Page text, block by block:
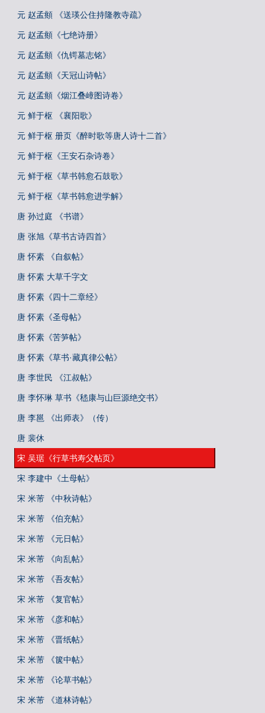
元 赵孟頫 《送瑛公住持隆教寺疏》
元 赵孟頫《七绝诗册》
元 赵孟頫《仇锷墓志铭》
元 赵孟頫《天冠山诗帖》
元 赵孟頫《烟江叠嶂图诗卷》
元 鲜于枢 《襄阳歌》
元 鲜于枢 册页《醉时歌等唐人诗十二首》
元 鲜于枢《王安石杂诗卷》
元 鲜于枢《草书韩愈石鼓歌》
元 鲜于枢《草书韩愈进学解》
唐 孙过庭 《书谱》
唐 张旭《草书古诗四首》
唐 怀素 《自叙帖》
唐 怀素 大草千字文
唐 怀素《四十二章经》
唐 怀素《圣母帖》
唐 怀素《苦笋帖》
唐 怀素《草书·藏真律公帖》
唐 李世民 《江叔帖》
唐 李怀琳 草书《嵇康与山巨源绝交书》
唐 李邕 《出师表》（传）
唐 裴休
宋 吴琚《行草书寿父帖页》
宋 李建中《土母帖》
宋 米芾 《中秋诗帖》
宋 米芾 《伯充帖》
宋 米芾 《元日帖》
宋 米芾 《向乱帖》
宋 米芾 《吾友帖》
宋 米芾 《复官帖》
宋 米芾 《彦和帖》
宋 米芾 《晋纸帖》
宋 米芾 《箧中帖》
宋 米芾 《论草书帖》
宋 米芾 《道林诗帖》